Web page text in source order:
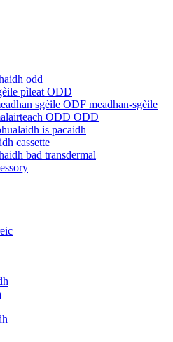
odd
pìleat ODD
sgèile ODF meadhan-sgèile
ODD ODD
is pacaidh
cassette
bad transdermal